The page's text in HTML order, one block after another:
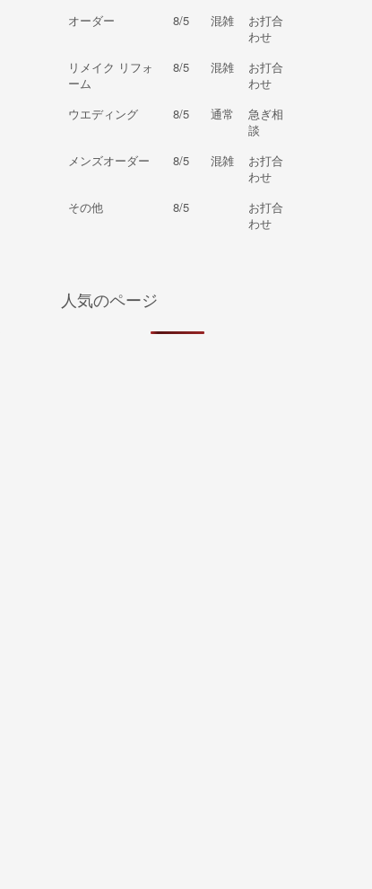
オーダー
8/5 混雑
お打合
わせ
リメイク リフォ
ーム
8/5 混雑
お打合
わせ
ウエディング
8/5 通常
急ぎ相
談
メンズオーダー
8/5 混雑
お打合
わせ
その他
8/5
お打合
わせ
人気のページ